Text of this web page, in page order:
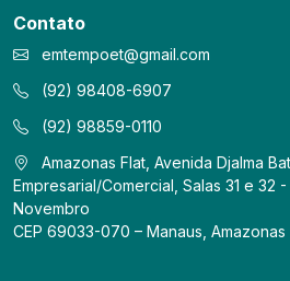
Contato
emtempoet@gmail.com
(92) 98408-6907
(92) 98859-0110
Amazonas Flat, Avenida Djalma
Empresarial/Comercial, Salas 31 e 32
Novembro
CEP 69033-070 – Manaus, Amazonas